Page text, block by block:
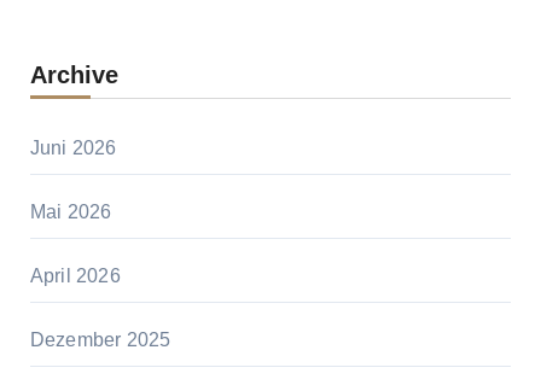
Archive
Juni 2026
Mai 2026
April 2026
Dezember 2025